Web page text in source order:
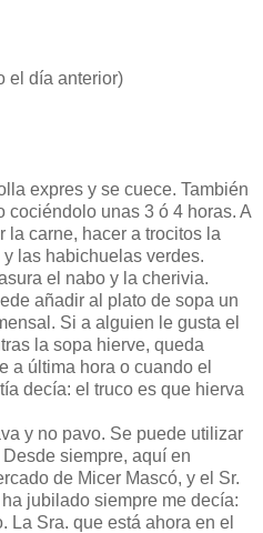
el día anterior)
expres y se cuece. También
cociéndolo unas 3 ó 4 horas. A
la carne, hacer a trocitos la
las habichuelas verdes.
el nabo y la cherivia.
añadir al plato de sopa un
Si a alguien le gusta el
la sopa hierve, queda
a última hora o cuando el
decía: el truco es que hierva
y no pavo. Se puede utilizar
siempre, aquí en
de Micer Mascó, y el Sr.
jubilado siempre me decía:
La Sra. que está ahora en el